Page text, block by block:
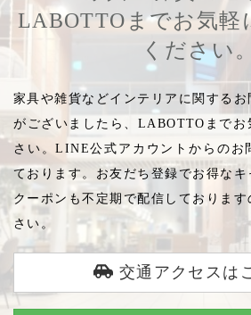
LABOTTOまでお気軽
ください。
家具や雑貨などインテリアに関する
がございましたら、LABOTTOまでお
さい。LINE公式アカウントからのお
ております。お友だち登録でお得な
クーポンも不定期で配信しておりま
さい。
交通アクセスは